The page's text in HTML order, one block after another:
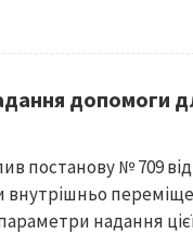
допомоги
постанову № 709
внутрішньо
надання